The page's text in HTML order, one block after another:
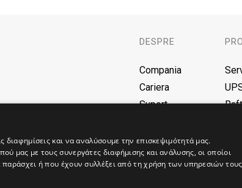
DESPRE
Compania
Cariera
Suport
Blog
και να αναλύσουμε την επισκεψιμότητά μας.
μας με τους συνεργάτες διαφήμισης και ανάλυσης, οι οποίοι
ή που έχουν συλλέξει από τη χρήση των υπηρεσιών τους